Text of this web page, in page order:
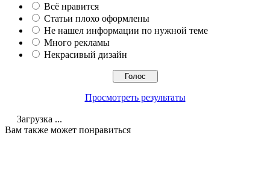
Всё нравится
Статьи плохо оформлены
Не нашел информации по нужной теме
Много рекламы
Некрасивый дизайн
Просмотреть результаты
Загрузка ...
Вам также может понравиться